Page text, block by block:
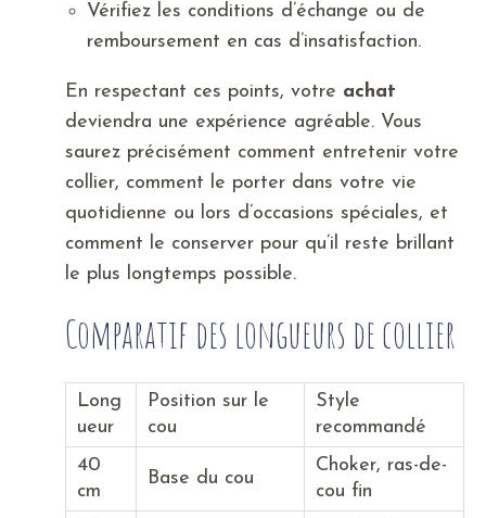
Vérifiez les conditions d’échange ou de
remboursement en cas d’insatisfaction.
En respectant ces points, votre achat
deviendra une expérience agréable. Vous
saurez précisément comment entretenir votre
collier, comment le porter dans votre vie
quotidienne ou lors d’occasions spéciales, et
comment le conserver pour qu’il reste brillant
le plus longtemps possible.
Comparatif des longueurs de collier
Long
ueur
Position sur le
cou
Style
recommandé
40
cm
Base du cou
Choker, ras-de-
cou fin